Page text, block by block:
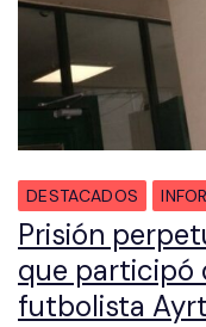
DESTACADOS
Prisión
que participó
futbolista